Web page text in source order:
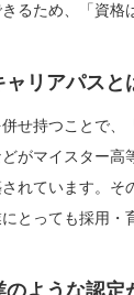
るため、「資格
リアパスと
せ持つことで
がマイスター
れています。
とっても採用・
ような認定